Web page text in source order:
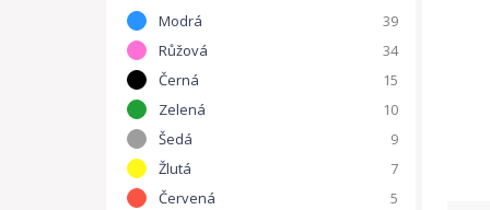
Modrá
39
Růžová
34
Černá
15
Zelená
10
Šedá
9
Žlutá
7
Červená
5